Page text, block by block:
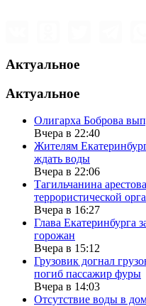
Актуальное
Актуальное
Олигарха Боброва
Вчера в 22:40
Жителям
ждать воды
Вчера в 22:06
Тагильчанина
террористической
Вчера в 16:27
Глава Екатеринбурга
горожан
Вчера в 15:12
Грузовик догнал
погиб пассажир фуры
Вчера в 14:03
Отсутствие воды в